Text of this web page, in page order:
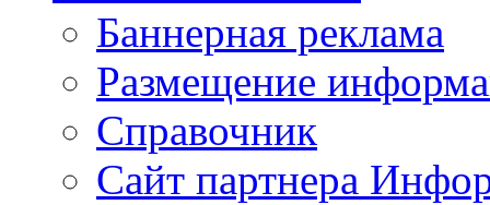
Баннерная реклама
Размещение
Справочник
Сайт партнера